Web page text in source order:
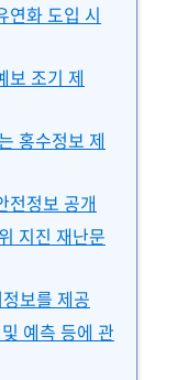
연화 도입 시
보 조기 제
홍수정보 제
전정보 공개
지진 재난문
보를 제공
예측 등에 관